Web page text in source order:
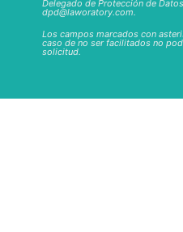
Delegado de Protección de
dpd@laworatory.com.
Los campos marcados con
caso de no ser facilitados no
solicitud.